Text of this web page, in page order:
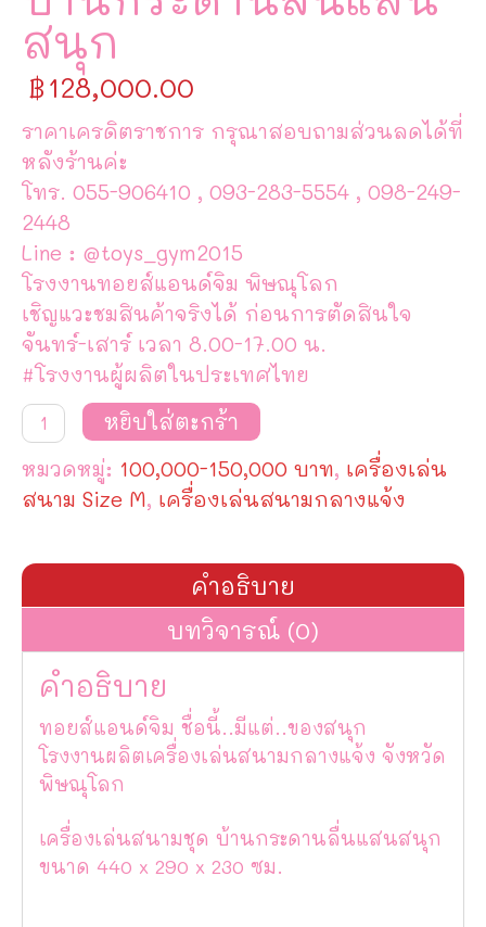
สนุก
฿128,000.00
ราคาเครดิตราชการ กรุณาสอบถามส่วนลดได้ที่
หลังร้านค่ะ
โทร. 055-906410 , 093-283-5554 , 098-249-
2448
Line : @toys_gym2015
โรงงานทอยส์แอนด์จิม พิษณุโลก
เชิญแวะชมสินค้าจริงได้ ก่อนการตัดสินใจ
จันทร์-เสาร์ เวลา 8.00-17.00 น.
#โรงงานผู้ผลิตในประเทศไทย
จำนวน
เครื่อง
สนาม
ชุด
บ้าน
ลื่น
แสน
หยิบใส่ตะกร้า
หมวดหมู่: 100,000-150,000 บาท, เครื่องเล่น
สนาม Size M, เครื่องเล่นสนามกลางแจ้ง
คำอธิบาย
บทวิจารณ์ (0)
คำอธิบาย
ทอยส์แอนด์จิม ชื่อนี้..มีแต่..ของสนุก
โรงงานผลิตเครื่องเล่นสนามกลางแจ้ง จังหวัด
พิษณุโลก
เครื่องเล่นสนามชุด บ้านกระดานลื่นแสนสนุก
ขนาด 440 x 290 x 230 ซม.